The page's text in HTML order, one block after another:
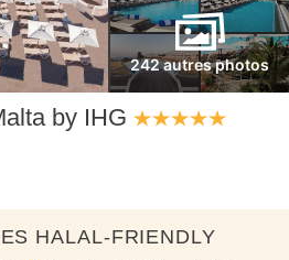
242 autres photos
by IHG
HALAL-FRIENDLY